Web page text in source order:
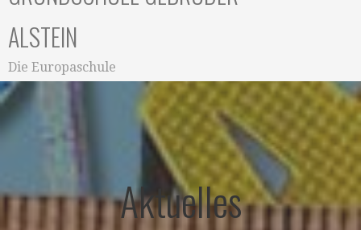
ALSTEIN
Die Europaschule
Aktuelles